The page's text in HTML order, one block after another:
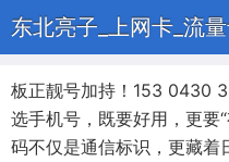
东北亮子_上网卡_流
板正靓号加持！153 0430
选手机号，既要好用，更要
码不仅是通信标识，更藏着